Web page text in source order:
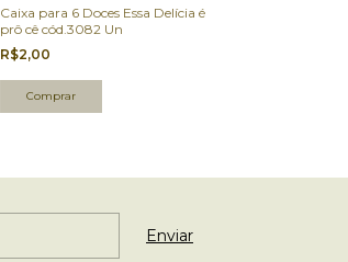
Caixa para 6 Doces Essa Delícia é
prô cê cód.3082 Un
R$2,00